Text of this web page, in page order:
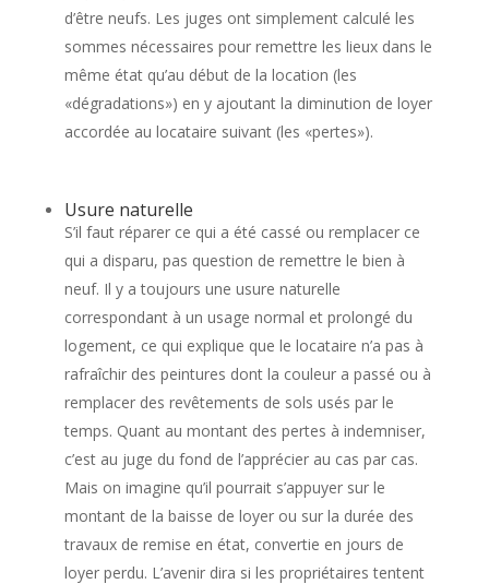
d’être neufs. Les juges ont simplement calculé les
sommes nécessaires pour remettre les lieux dans le
même état qu’au début de la location (les
«dégradations») en y ajoutant la diminution de loyer
accordée au locataire suivant (les «pertes»).
Usure naturelle
S’il faut réparer ce qui a été cassé ou remplacer ce
qui a disparu, pas question de remettre le bien à
neuf. Il y a toujours une usure naturelle
correspondant à un usage normal et prolongé du
logement, ce qui explique que le locataire n’a pas à
rafraîchir des peintures dont la couleur a passé ou à
remplacer des revêtements de sols usés par le
temps. Quant au montant des pertes à indemniser,
c’est au juge du fond de l’apprécier au cas par cas.
Mais on imagine qu’il pourrait s’appuyer sur le
montant de la baisse de loyer ou sur la durée des
travaux de remise en état, convertie en jours de
loyer perdu. L’avenir dira si les propriétaires tentent